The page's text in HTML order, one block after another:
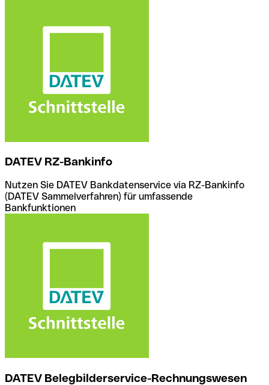
DATEV RZ-Bankinfo
Nutzen Sie DATEV Bankdatenservice via RZ-Bankinfo
(DATEV Sammelverfahren) für umfassende
Bankfunktionen
DATEV Belegbilderservice-Rechnungswesen